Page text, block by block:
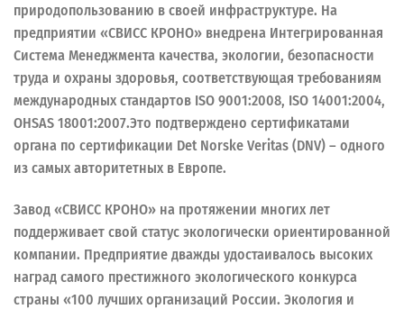
природопользованию в своей инфраструктуре. На
предприятии «СВИСС КРОНО» внедрена Интегрированная
Система Менеджмента качества, экологии, безопасности
труда и охраны здоровья, соответствующая требованиям
международных стандартов ISO 9001:2008, ISO 14001:2004,
OHSAS 18001:2007.Это подтверждено сертификатами
органа по сертификации Det Norske Veritas (DNV) – одного
из самых авторитетных в Европе.
Завод «СВИСС КРОНО» на протяжении многих лет
поддерживает свой статус экологически ориентированной
компании. Предприятие дважды удостаивалось высоких
наград самого престижного экологического конкурса
страны «100 лучших организаций России. Экология и